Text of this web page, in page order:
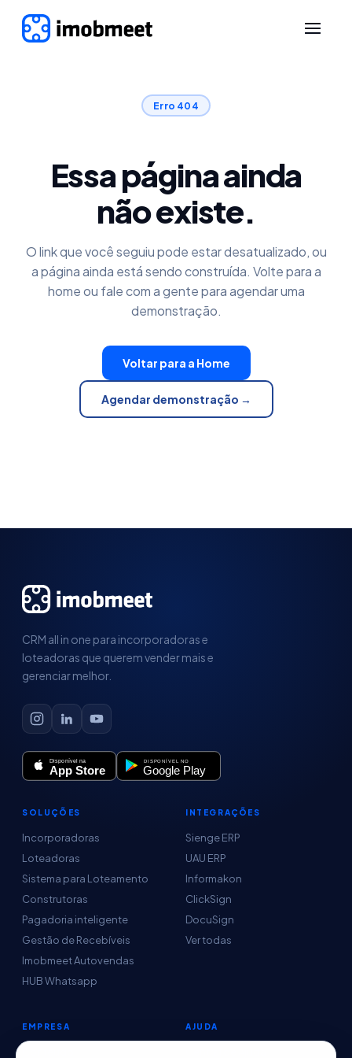
Erro 404
Essa página ainda
não existe.
O link que você seguiu pode estar desatualizado, ou
a página ainda está sendo construída. Volte para a
home ou fale com a gente para agendar uma
demonstração.
Voltar para a Home
Agendar demonstração →
CRM all in one para incorporadoras e
loteadoras que querem vender mais e
gerenciar melhor.
SOLUÇÕES
Incorporadoras
Loteadoras
Sistema para Loteamento
Construtoras
Pagadoria inteligente
Gestão de Recebíveis
Imobmeet Autovendas
HUB Whatsapp
INTEGRAÇÕES
Sienge ERP
UAU ERP
Informakon
ClickSign
DocuSign
Ver todas
EMPRESA AJUDA